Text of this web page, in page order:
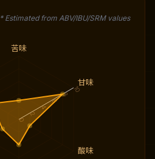
* Estimated from ABV/IBU/SRM values
苦味
甘味
酸味
0
2
4
6
8
10